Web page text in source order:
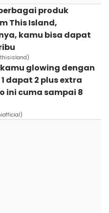
produk
This Island,
kamu bisa dapat
glowing dengan
dapat 2 plus extra
ini cuma sampai 8